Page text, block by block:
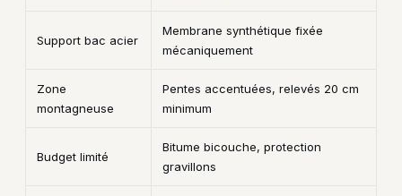
Support bac acier
Membrane synthétique fixée
mécaniquement
Zone
montagneuse
Pentes accentuées, relevés 20 cm
minimum
Budget limité
Bitume bicouche, protection
gravillons